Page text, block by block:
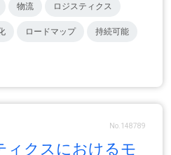
物流 ロジスティクス
ロードマップ 持続可能
No.148789
ィクスにおけるモ